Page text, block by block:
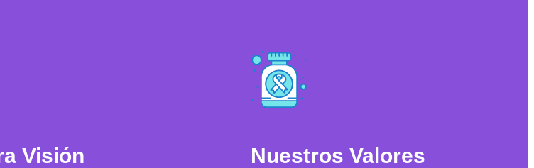
Visión Nuestros Valores